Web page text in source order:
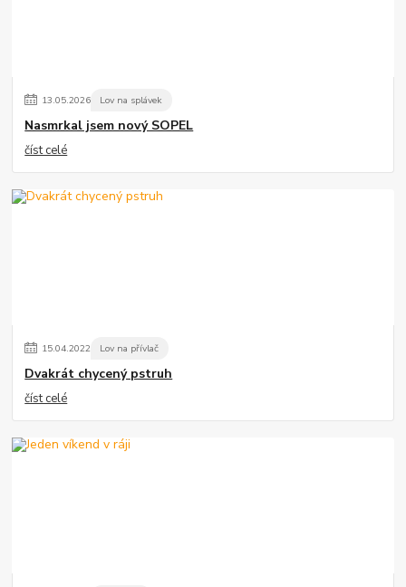
13.05.2026 Lov na splávek
Nasmrkal jsem nový SOPEL
číst celé
15.04.2022 Lov na přívlač
Dvakrát chycený pstruh
číst celé